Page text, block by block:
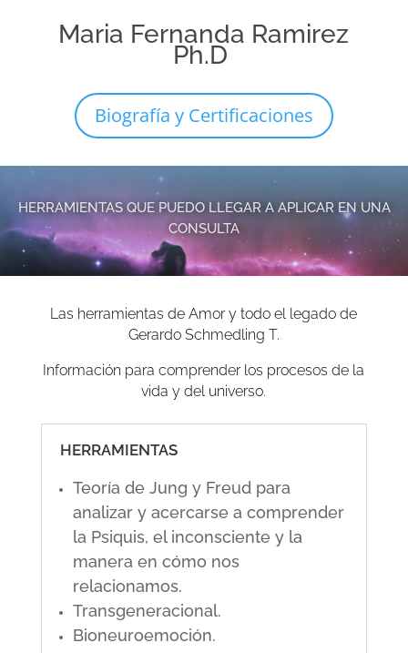
Maria Fernanda Ramirez
Ph.D
Biografía y Certificaciones
HERRAMIENTAS QUE PUEDO LLEGAR A APLICAR EN UNA
CONSULTA
Las herramientas de Amor y todo el legado de
Gerardo Schmedling T.
Información para comprender los procesos de la
vida y del universo.
HERRAMIENTAS
Teoría de Jung y Freud para
analizar y acercarse a comprender
la Psiquis, el inconsciente y la
manera en cómo nos
relacionamos.
Transgeneracional.
Bioneuroemoción.